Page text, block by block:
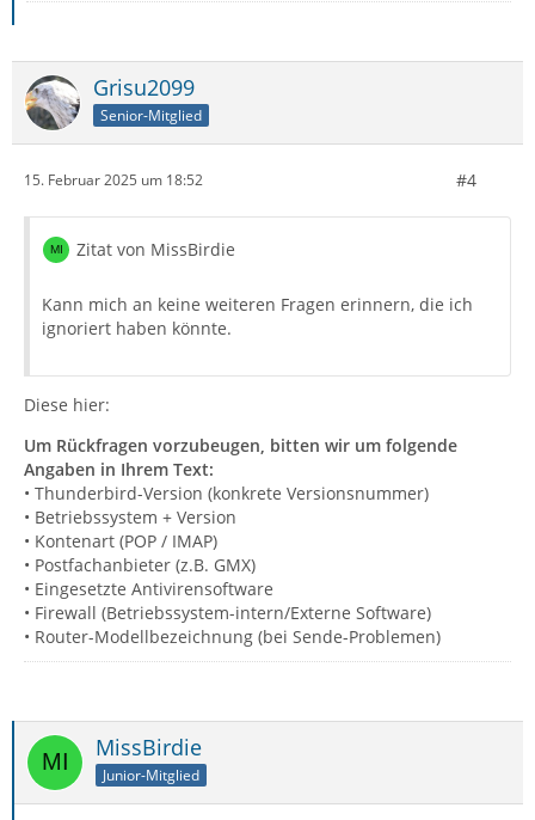
Grisu2099
Senior-Mitglied
15. Februar 2025 um 18:52 #4
Zitat von MissBirdie
Kann mich an keine weiteren Fragen erinnern, die ich
ignoriert haben könnte.
Diese hier:
Um Rückfragen vorzubeugen, bitten wir um folgende
Angaben in Ihrem Text:
• Thunderbird-Version (konkrete Versionsnummer)
• Betriebssystem + Version
• Kontenart (POP / IMAP)
• Postfachanbieter (z.B. GMX)
• Eingesetzte Antivirensoftware
• Firewall (Betriebssystem-intern/Externe Software)
• Router-Modellbezeichnung (bei Sende-Problemen)
MissBirdie
Junior-Mitglied